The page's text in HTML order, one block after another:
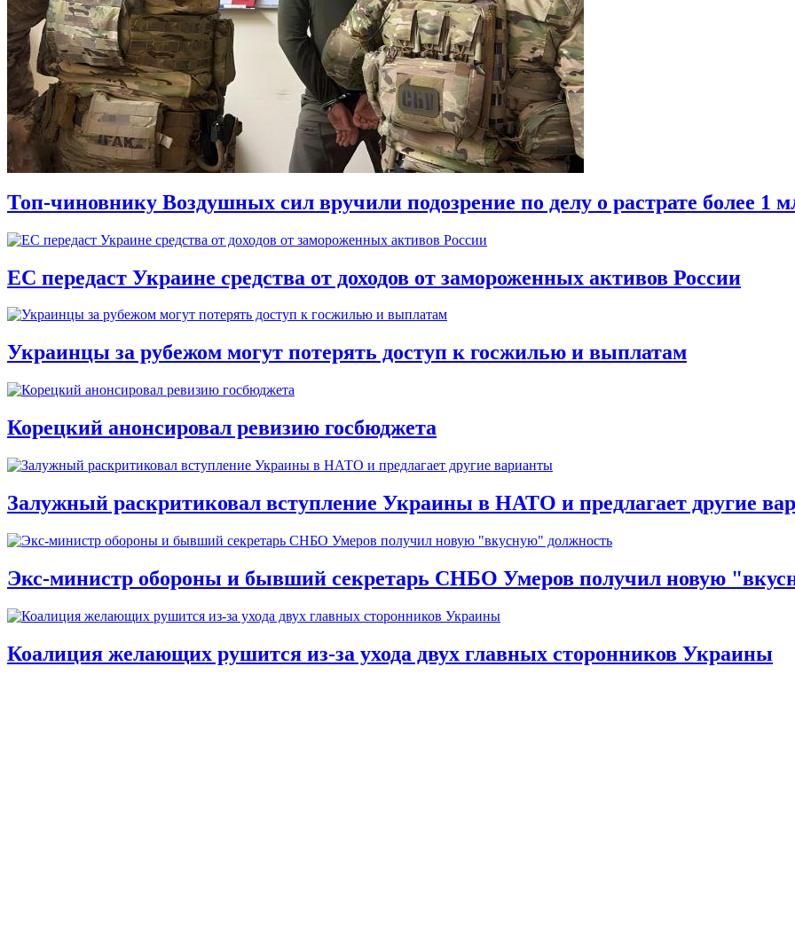
Топ-чиновнику Воздушных сил вручили подозрение по делу о растрате более 1
ЕС передаст Украине средства от доходов от замороженных активов России
Украинцы за рубежом могут потерять доступ к госжилью и выплатам
Корецкий анонсировал ревизию госбюджета
Залужный раскритиковал вступление Украины в НАТО и предлагает другие
Экс-министр обороны и бывший секретарь СНБО Умеров получил новую
Коалиция желающих рушится из-за ухода двух главных сторонников Украины